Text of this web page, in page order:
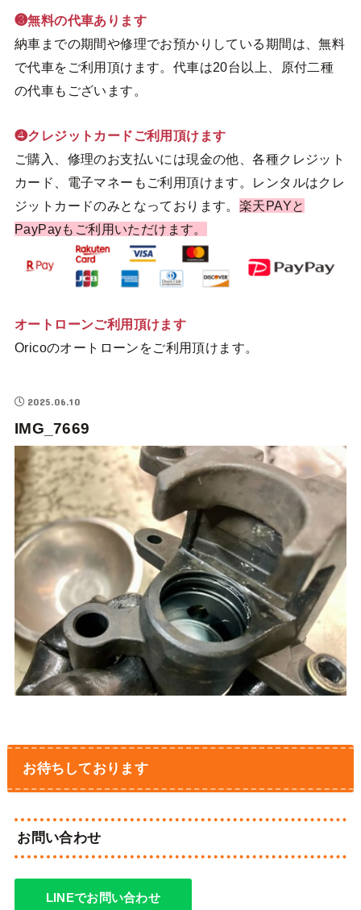
❸無料の代車あります
納車までの期間や修理でお預かりしている期間は、無料
で代車をご利用頂けます。代車は20台以上、原付二種
の代車もございます。
❹クレジットカードご利用頂けます
ご購入、修理のお支払いには現金の他、各種クレジット
カード、電子マネーもご利用頂けます。レンタルはクレ
ジットカードのみとなっております。 楽天PAYと
PayPayもご利用いただけます。
オートローンご利用頂けます
Oricoのオートローンをご利用頂けます。
2025.06.10
IMG_7669
お待ちしております
お問い合わせ
LINEでお問い合わせ